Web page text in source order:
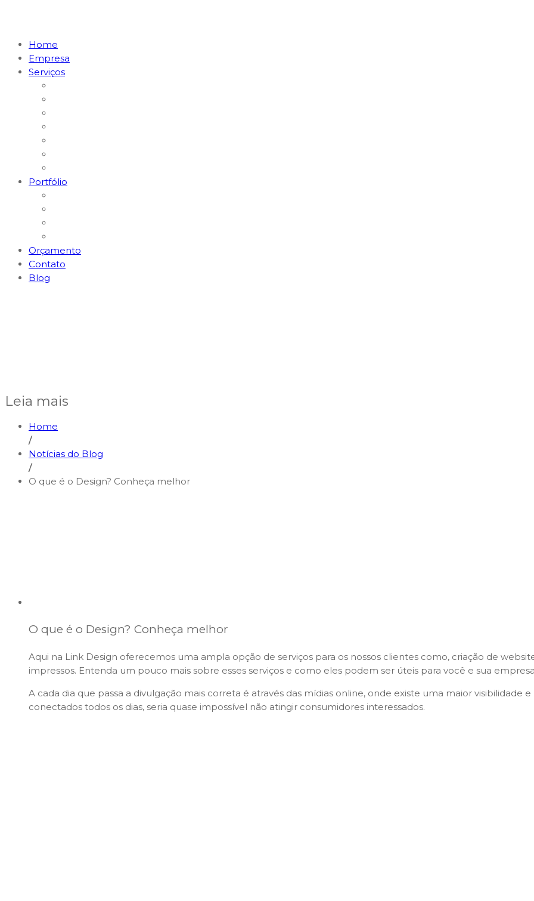
Home
Empresa
Serviços
Portfólio
Orçamento
Contato
Blog
Leia mais
Home
/
Notícias do Blog
/
O que é o Design? Conheça melhor
O que é o Design? Conheça melhor
Aqui na Link Design oferecemos uma ampla opção de serviços para os nossos clientes como, criação de
impressos. Entenda um pouco mais sobre esses serviços e como eles podem ser úteis para você e sua
A cada dia que passa a divulgação mais correta é através das mídias online, onde existe uma maior
conectados todos os dias, seria quase impossível não atingir consumidores interessados.